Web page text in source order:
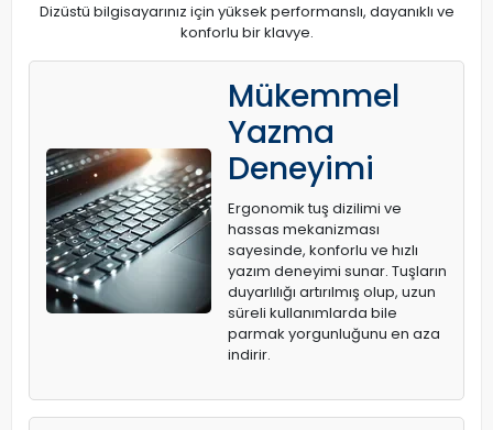
Dizüstü bilgisayarınız için yüksek performanslı, dayanıklı ve
konforlu bir klavye.
Mükemmel
Yazma
Deneyimi
Ergonomik tuş dizilimi ve
hassas mekanizması
sayesinde, konforlu ve hızlı
yazım deneyimi sunar. Tuşların
duyarlılığı artırılmış olup, uzun
süreli kullanımlarda bile
parmak yorgunluğunu en aza
indirir.